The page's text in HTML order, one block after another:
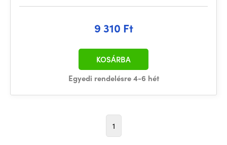
9 310 Ft
Egyedi rendelésre 4-6 hét
KOSÁRBA
1